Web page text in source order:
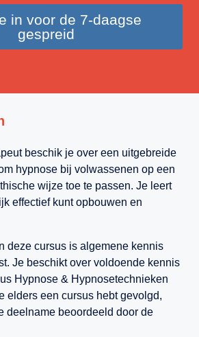
in voor de 7-daagse
gespreid
beschik je over een uitgebreide
hypnose bij volwassenen op een
wijze toe te passen. Je leert
effectief kunt opbouwen en
deze cursus is algemene kennis
Je beschikt over voldoende kennis
Hypnose & Hypnosetechnieken
elders een cursus hebt gevolgd,
deelname beoordeeld door de